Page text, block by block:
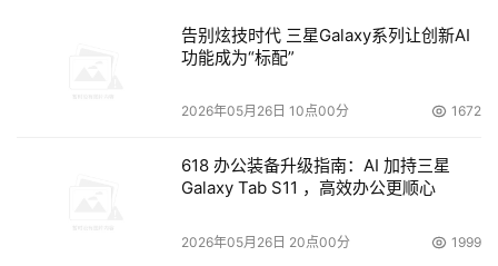
告别炫技时代 三星Galaxy系列让创新AI
功能成为“标配”
2026年05月26日 10点00分 1672
618 办公装备升级指南：AI 加持三星
Galaxy Tab S11 ，高效办公更顺心
2026年05月26日 20点00分 1999